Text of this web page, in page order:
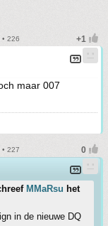
226
maar 007
227
MMaRsu het
in de nieuwe DQ